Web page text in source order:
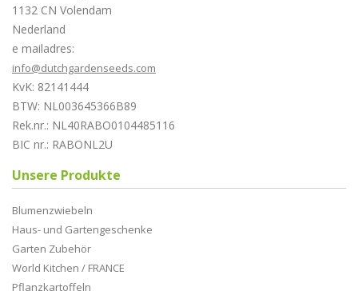
1132 CN Volendam
Nederland
e mailadres:
info@dutchgardenseeds.com
KvK: 82141444
BTW: NL003645366B89
Rek.nr.: NL40RABO0104485116
BIC nr.: RABONL2U
Unsere Produkte
Blumenzwiebeln
Haus- und Gartengeschenke
Garten Zubehör
World Kitchen / FRANCE
Pflanzkartoffeln